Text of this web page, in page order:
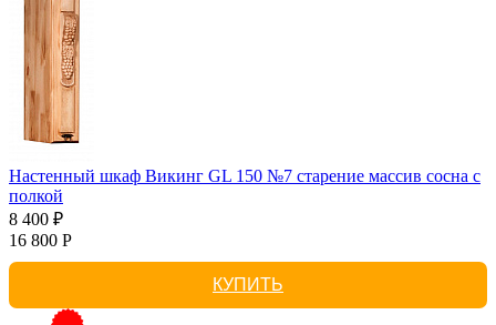
Настенный шкаф Викинг GL 150 №7 старение массив сосна с
полкой
8 400 ₽
16 800 Р
КУПИТЬ